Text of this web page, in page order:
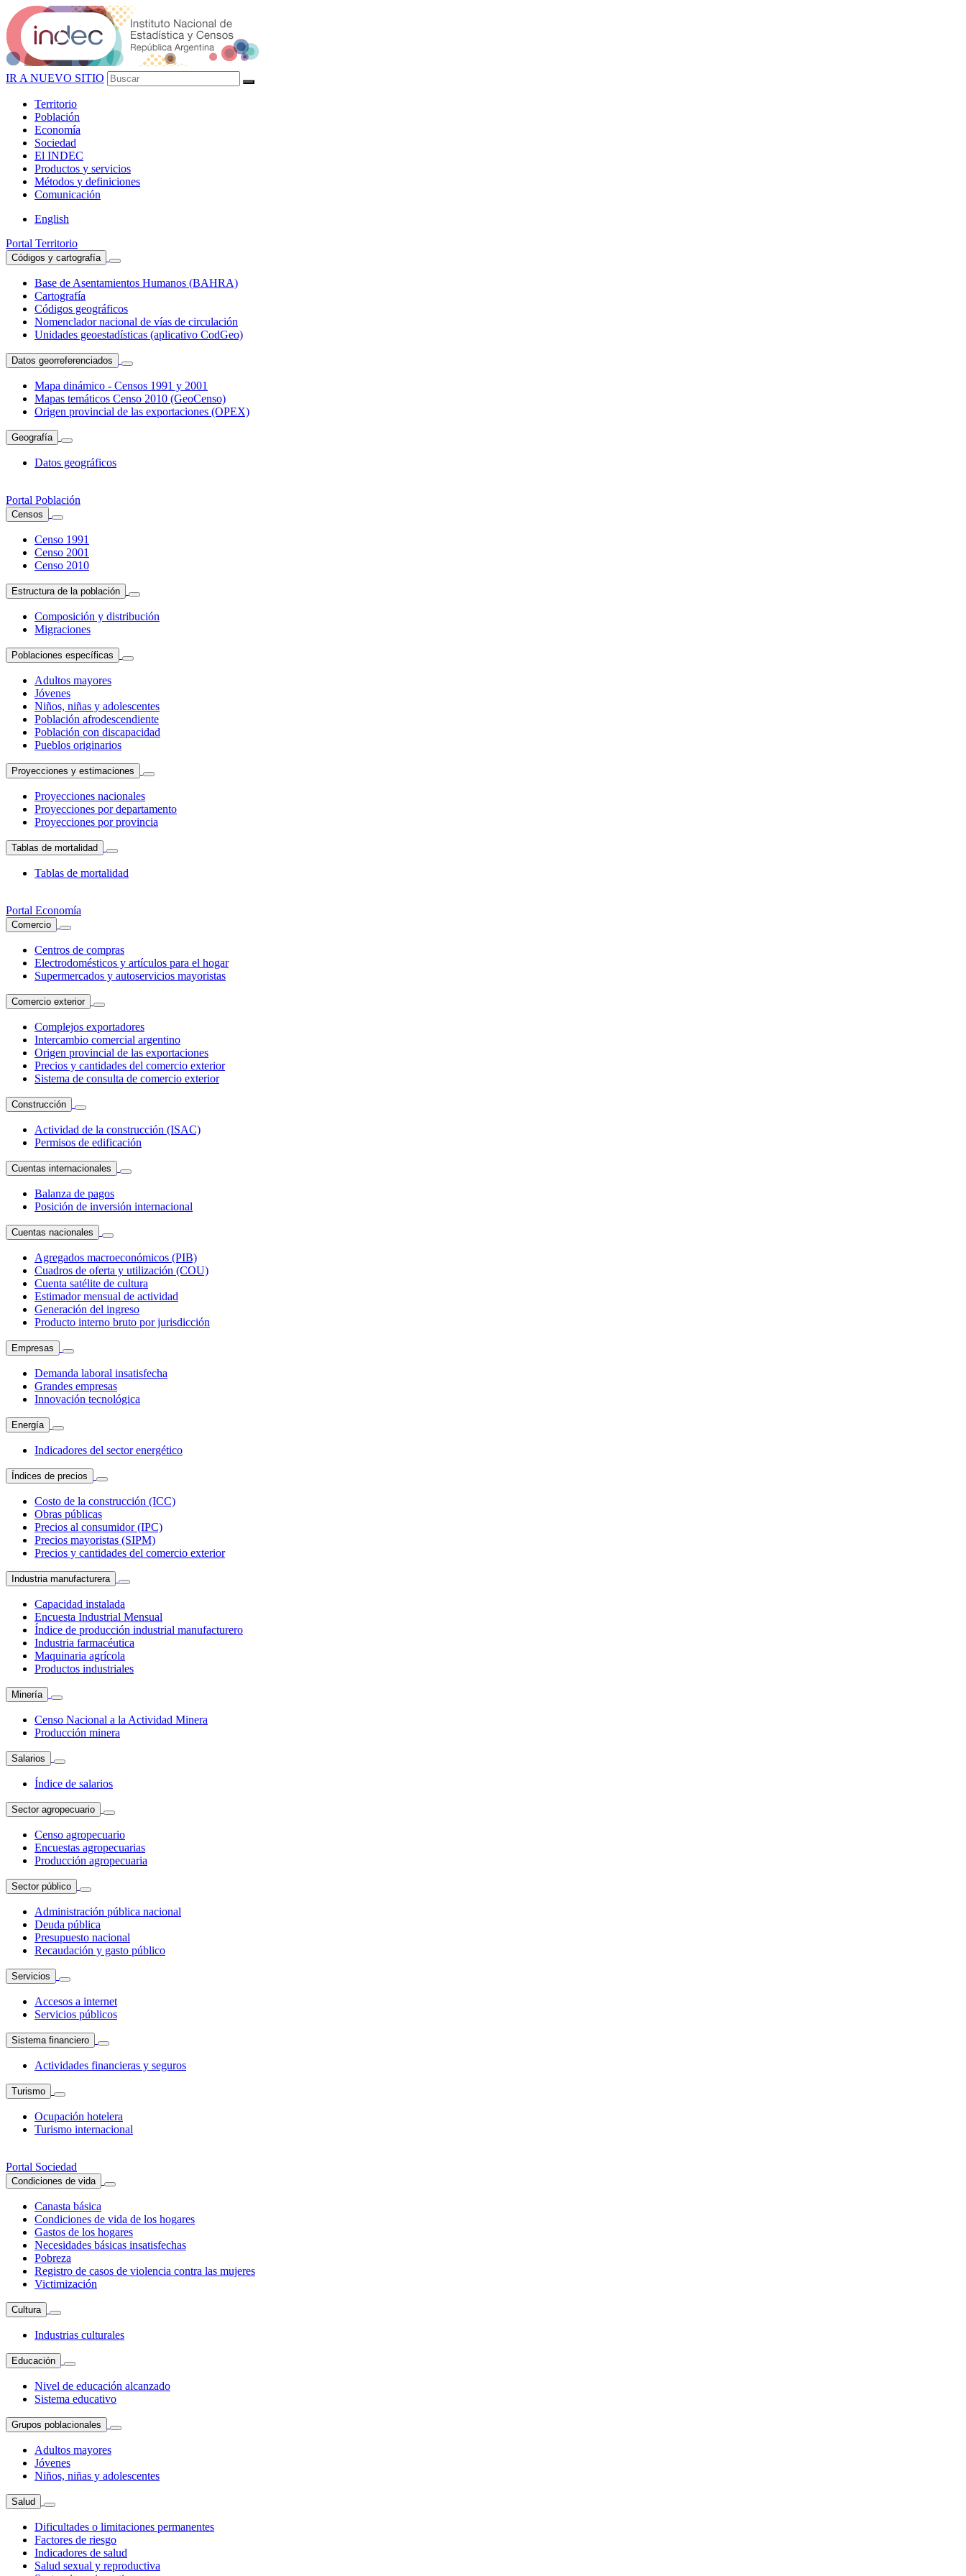
IR A NUEVO SITIO
Territorio
Población
Economía
Sociedad
El INDEC
Productos y servicios
Métodos y definiciones
Comunicación
English
Portal Territorio
Códigos y cartografía
Base de Asentamientos Humanos (BAHRA)
Cartografía
Códigos geográficos
Nomenclador nacional de vías de circulación
Unidades geoestadísticas (aplicativo CodGeo)
Datos georreferenciados
Mapa dinámico - Censos 1991 y 2001
Mapas temáticos Censo 2010 (GeoCenso)
Origen provincial de las exportaciones (OPEX)
Geografía
Datos geográficos
Portal Población
Censos
Censo 1991
Censo 2001
Censo 2010
Estructura de la población
Composición y distribución
Migraciones
Poblaciones específicas
Adultos mayores
Jóvenes
Niños, niñas y adolescentes
Población afrodescendiente
Población con discapacidad
Pueblos originarios
Proyecciones y estimaciones
Proyecciones nacionales
Proyecciones por departamento
Proyecciones por provincia
Tablas de mortalidad
Tablas de mortalidad
Portal Economía
Comercio
Centros de compras
Electrodomésticos y artículos para el hogar
Supermercados y autoservicios mayoristas
Comercio exterior
Complejos exportadores
Intercambio comercial argentino
Origen provincial de las exportaciones
Precios y cantidades del comercio exterior
Sistema de consulta de comercio exterior
Construcción
Actividad de la construcción (ISAC)
Permisos de edificación
Cuentas internacionales
Balanza de pagos
Posición de inversión internacional
Cuentas nacionales
Agregados macroeconómicos (PIB)
Cuadros de oferta y utilización (COU)
Cuenta satélite de cultura
Estimador mensual de actividad
Generación del ingreso
Producto interno bruto por jurisdicción
Empresas
Demanda laboral insatisfecha
Grandes empresas
Innovación tecnológica
Energía
Indicadores del sector energético
Índices de precios
Costo de la construcción (ICC)
Obras públicas
Precios al consumidor (IPC)
Precios mayoristas (SIPM)
Precios y cantidades del comercio exterior
Industria manufacturera
Capacidad instalada
Encuesta Industrial Mensual
Índice de producción industrial manufacturero
Industria farmacéutica
Maquinaria agrícola
Productos industriales
Minería
Censo Nacional a la Actividad Minera
Producción minera
Salarios
Índice de salarios
Sector agropecuario
Censo agropecuario
Encuestas agropecuarias
Producción agropecuaria
Sector público
Administración pública nacional
Deuda pública
Presupuesto nacional
Recaudación y gasto público
Servicios
Accesos a internet
Servicios públicos
Sistema financiero
Actividades financieras y seguros
Turismo
Ocupación hotelera
Turismo internacional
Portal Sociedad
Condiciones de vida
Canasta básica
Condiciones de vida de los hogares
Gastos de los hogares
Necesidades básicas insatisfechas
Pobreza
Registro de casos de violencia contra las mujeres
Victimización
Cultura
Industrias culturales
Educación
Nivel de educación alcanzado
Sistema educativo
Grupos poblacionales
Adultos mayores
Jóvenes
Niños, niñas y adolescentes
Salud
Dificultades o limitaciones permanentes
Factores de riesgo
Indicadores de salud
Salud sexual y reproductiva